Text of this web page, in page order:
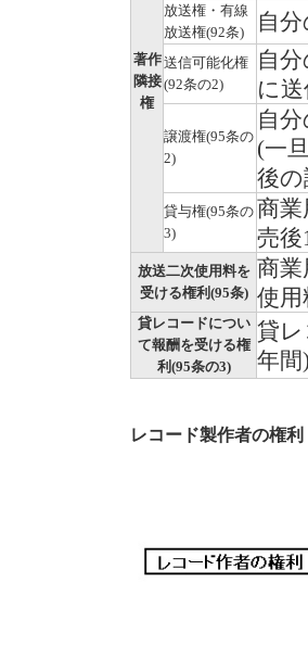
著作
隣接
権
放送権・有線
放送権(92条)
自
送信可能化権
(92条の2)
自
に
譲渡権(95条の
2)
自
(一
後
貸与権(95条の
3)
商
売
放送二次使用料を
受ける権利(95条)
商
使
貸レコードについ
て報酬を受ける権
利(95条の3)
貸
年間
レコード製作者の権利